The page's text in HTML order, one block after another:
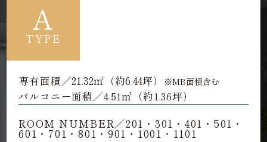
A
TYPE
専有面積／21.32㎡（約6.44坪） ※MB面積含む
バルコニー面積／4.51㎡（約1.36坪）
ROOM NUMBER／201・301・401・501・
601・701・801・901・1001・1101